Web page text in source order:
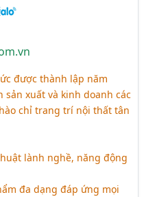
được thành lập năm
sản xuất và kinh doanh các
chỉ trang trí nội thất tân
lành nghề, năng động
đa dạng đáp ứng mọi